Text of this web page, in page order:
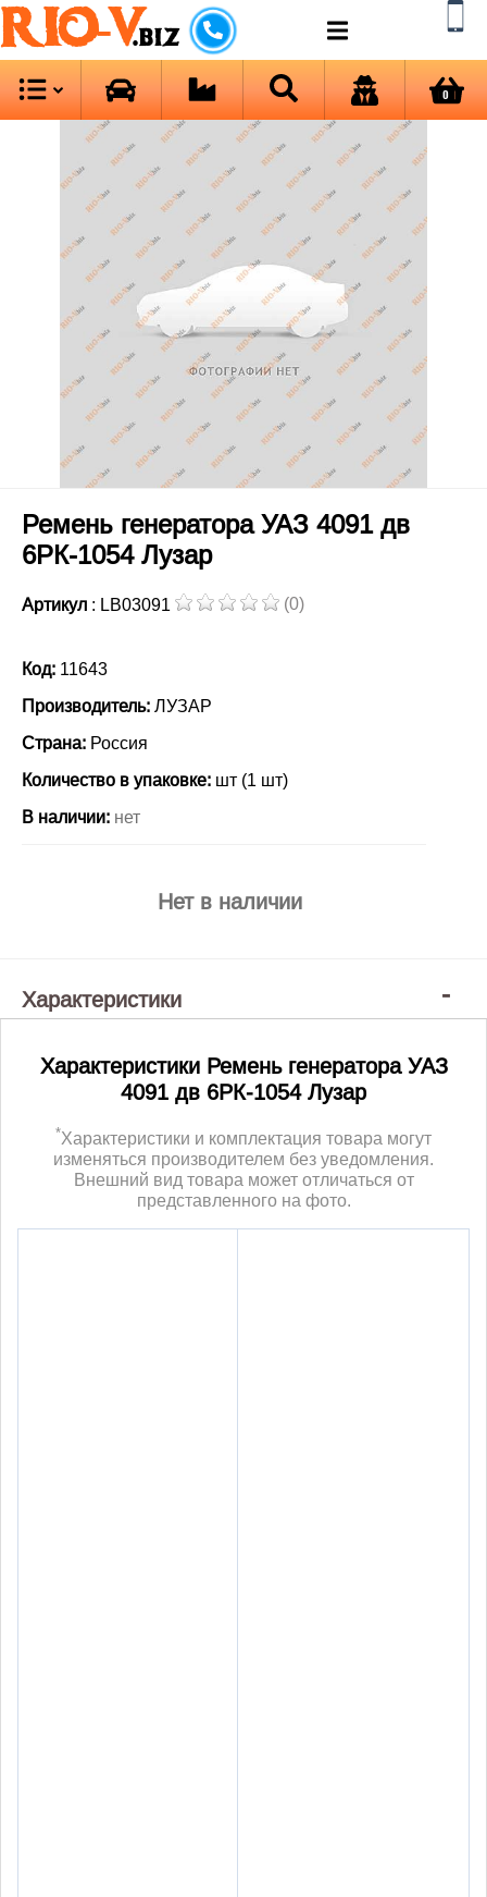
RIO-V.biz
0
Ремень генератора УАЗ 4091 дв
6РК-1054 Лузар
Артикул : LB03091 (0)
Код: 11643
Производитель: ЛУЗАР
Страна: Россия
Количество в упаковке: шт (1 шт)
В наличии: нет
Нет в наличии
Характеристики
Характеристики Ремень генератора УАЗ
4091 дв 6РК-1054 Лузар
*Характеристики и комплектация товара могут
изменяться производителем без уведомления.
Внешний вид товара может отличаться от
представленного на фото.